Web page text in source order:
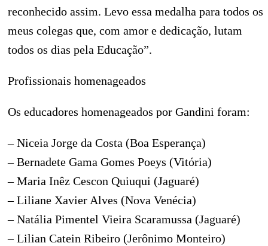
reconhecido assim. Levo essa medalha para todos os
meus colegas que, com amor e dedicação, lutam
todos os dias pela Educação”.
Profissionais homenageados
Os educadores homenageados por Gandini foram:
– Niceia Jorge da Costa (Boa Esperança)
– Bernadete Gama Gomes Poeys (Vitória)
– Maria Inêz Cescon Quiuqui (Jaguaré)
– Liliane Xavier Alves (Nova Venécia)
– Natália Pimentel Vieira Scaramussa (Jaguaré)
– Lilian Catein Ribeiro (Jerônimo Monteiro)